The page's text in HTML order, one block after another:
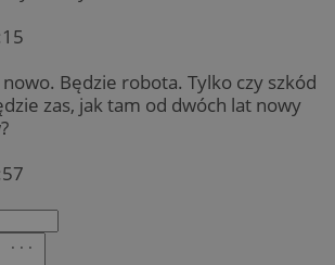
Będzie robota. Tylko czy szkód
zas, jak tam od dwóch lat nowy